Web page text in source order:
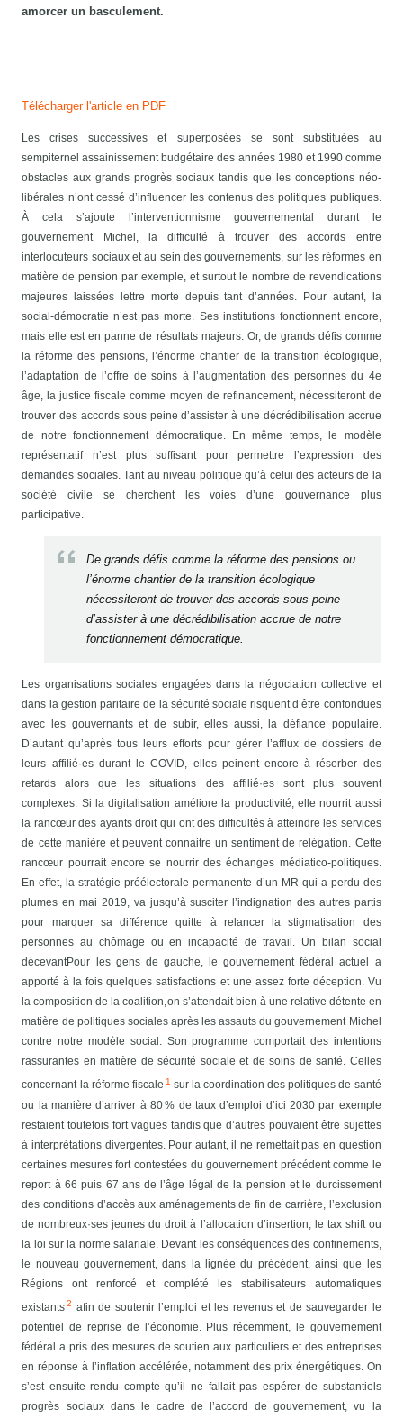
amorcer un basculement.
Télécharger l'article en PDF
Les crises successives et superposées se sont substituées au
sempiternel assainissement budgétaire des années 1980 et 1990 comme
obstacles aux grands progrès sociaux tandis que les conceptions néo-
libérales n’ont cessé d’influencer les contenus des politiques publiques.
À cela s’ajoute l’interventionnisme gouvernemental durant le
gouvernement Michel, la difficulté à trouver des accords entre
interlocuteurs sociaux et au sein des gouvernements, sur les réformes en
matière de pension par exemple, et surtout le nombre de revendications
majeures laissées lettre morte depuis tant d’années. Pour autant, la
social-démocratie n’est pas morte. Ses institutions fonctionnent encore,
mais elle est en panne de résultats majeurs. Or, de grands défis comme
la réforme des pensions, l’énorme chantier de la transition écologique,
l’adaptation de l’offre de soins à l’augmentation des personnes du 4e
âge, la justice fiscale comme moyen de refinancement, nécessiteront de
trouver des accords sous peine d’assister à une décrédibilisation accrue
de notre fonctionnement démocratique. En même temps, le modèle
représentatif n’est plus suffisant pour permettre l’expression des
demandes sociales. Tant au niveau politique qu’à celui des acteurs de la
société civile se cherchent les voies d’une gouvernance plus
participative.
De grands défis comme la réforme des pensions ou
l’énorme chantier de la transition écologique
nécessiteront de trouver des accords sous peine
d’assister à une décrédibilisation accrue de notre
fonctionnement démocratique.
Les organisations sociales engagées dans la négociation collective et
dans la gestion paritaire de la sécurité sociale risquent d’être confondues
avec les gouvernants et de subir, elles aussi, la défiance populaire.
D’autant qu’après tous leurs efforts pour gérer l’afflux de dossiers de
leurs affilié·es durant le COVID, elles peinent encore à résorber des
retards alors que les situations des affilié·es sont plus souvent
complexes. Si la digitalisation améliore la productivité, elle nourrit aussi
la rancœur des ayants droit qui ont des difficultés à atteindre les services
de cette manière et peuvent connaitre un sentiment de relégation. Cette
rancœur pourrait encore se nourrir des échanges médiatico-politiques.
En effet, la stratégie préélectorale permanente d’un MR qui a perdu des
plumes en mai 2019, va jusqu’à susciter l’indignation des autres partis
pour marquer sa différence quitte à relancer la stigmatisation des
personnes au chômage ou en incapacité de travail. Un bilan social
décevantPour les gens de gauche, le gouvernement fédéral actuel a
apporté à la fois quelques satisfactions et une assez forte déception. Vu
la composition de la coalition,on s’attendait bien à une relative détente en
matière de politiques sociales après les assauts du gouvernement Michel
contre notre modèle social. Son programme comportait des intentions
rassurantes en matière de sécurité sociale et de soins de santé. Celles
concernant la réforme fiscale 1 sur la coordination des politiques de santé
ou la manière d’arriver à 80 % de taux d’emploi d’ici 2030 par exemple
restaient toutefois fort vagues tandis que d’autres pouvaient être sujettes
à interprétations divergentes. Pour autant, il ne remettait pas en question
certaines mesures fort contestées du gouvernement précédent comme le
report à 66 puis 67 ans de l’âge légal de la pension et le durcissement
des conditions d’accès aux aménagements de fin de carrière, l’exclusion
de nombreux·ses jeunes du droit à l’allocation d’insertion, le tax shift ou
la loi sur la norme salariale. Devant les conséquences des confinements,
le nouveau gouvernement, dans la lignée du précédent, ainsi que les
Régions ont renforcé et complété les stabilisateurs automatiques
existants2 afin de soutenir l’emploi et les revenus et de sauvegarder le
potentiel de reprise de l’économie. Plus récemment, le gouvernement
fédéral a pris des mesures de soutien aux particuliers et des entreprises
en réponse à l’inflation accélérée, notamment des prix énergétiques. On
s’est ensuite rendu compte qu’il ne fallait pas espérer de substantiels
progrès sociaux dans le cadre de l’accord de gouvernement, vu la